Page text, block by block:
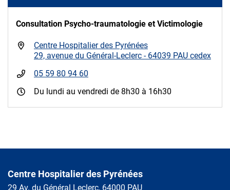
Consultation Psycho-traumatologie et Victimologie
Centre Hospitalier des Pyrénées
29, avenue du Général-Leclerc - 64039 PAU cedex
05 59 80 94 60
Du lundi au vendredi de 8h30 à 16h30
Centre Hospitalier des Pyrénées
29 Av. du Général Leclerc, 64000 PAU